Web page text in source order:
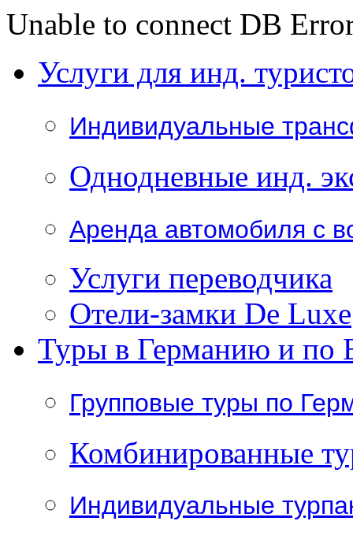
Unable to connect DB
Услуги для инд.
Индивидуальные
Однодневные инд.
Аренда автомобиля с
Услуги переводчика
Отели-замки De Luxe
Туры в Германию и по
Групповые туры по
Комбинированные
Индивидуальные